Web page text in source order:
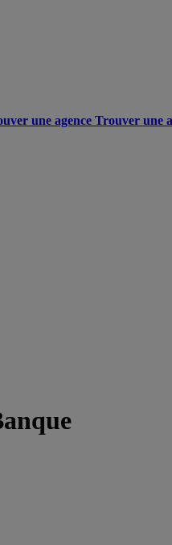
une agence Trouver une